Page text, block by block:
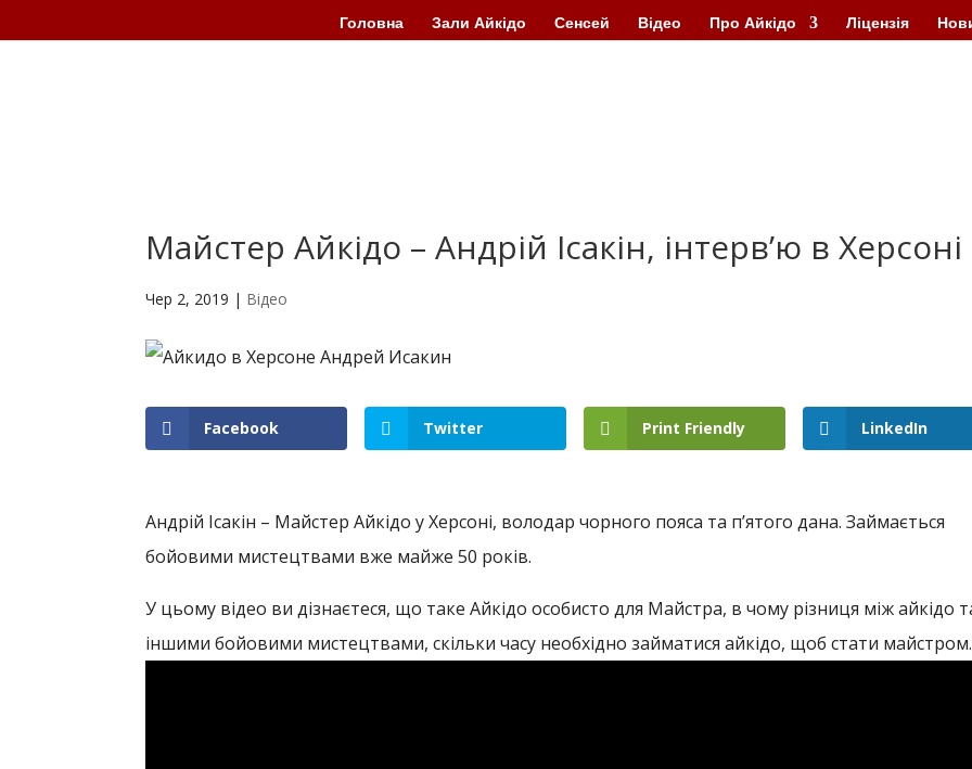
Головна Зали Айкідо Сенсей Відео Про Айкідо Ліцензія
Майстер Айкідо – Андрій Ісакін, інтерв’ю в Херсоні
Чер 2, 2019 | Відео
Facebook Twitter Print Friendly LinkedIn
Андрій Ісакін – Майстер Айкідо у Херсоні, володар чорного пояса та п’ятого дана. Займається
бойовими мистецтвами вже майже 50 років.
У цьому відео ви дізнаєтеся, що таке Айкідо особисто для Майстра, в чому різниця між айкідо
іншими бойовими мистецтвами, скільки часу необхідно займатися айкідо, щоб стати майстром.